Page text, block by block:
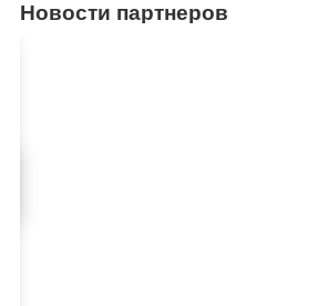
Новости партнеров